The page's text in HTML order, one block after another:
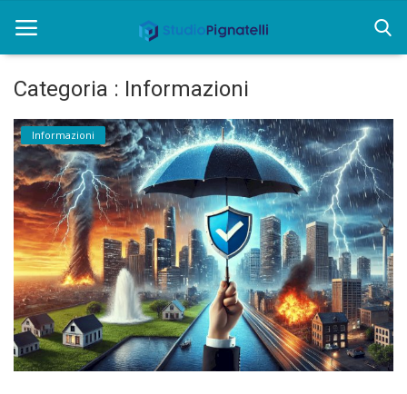
Home
Chi siamo
Rent
Informazioni
Approfondimenti
News
Contatti
Categoria : Informazioni
Informazioni